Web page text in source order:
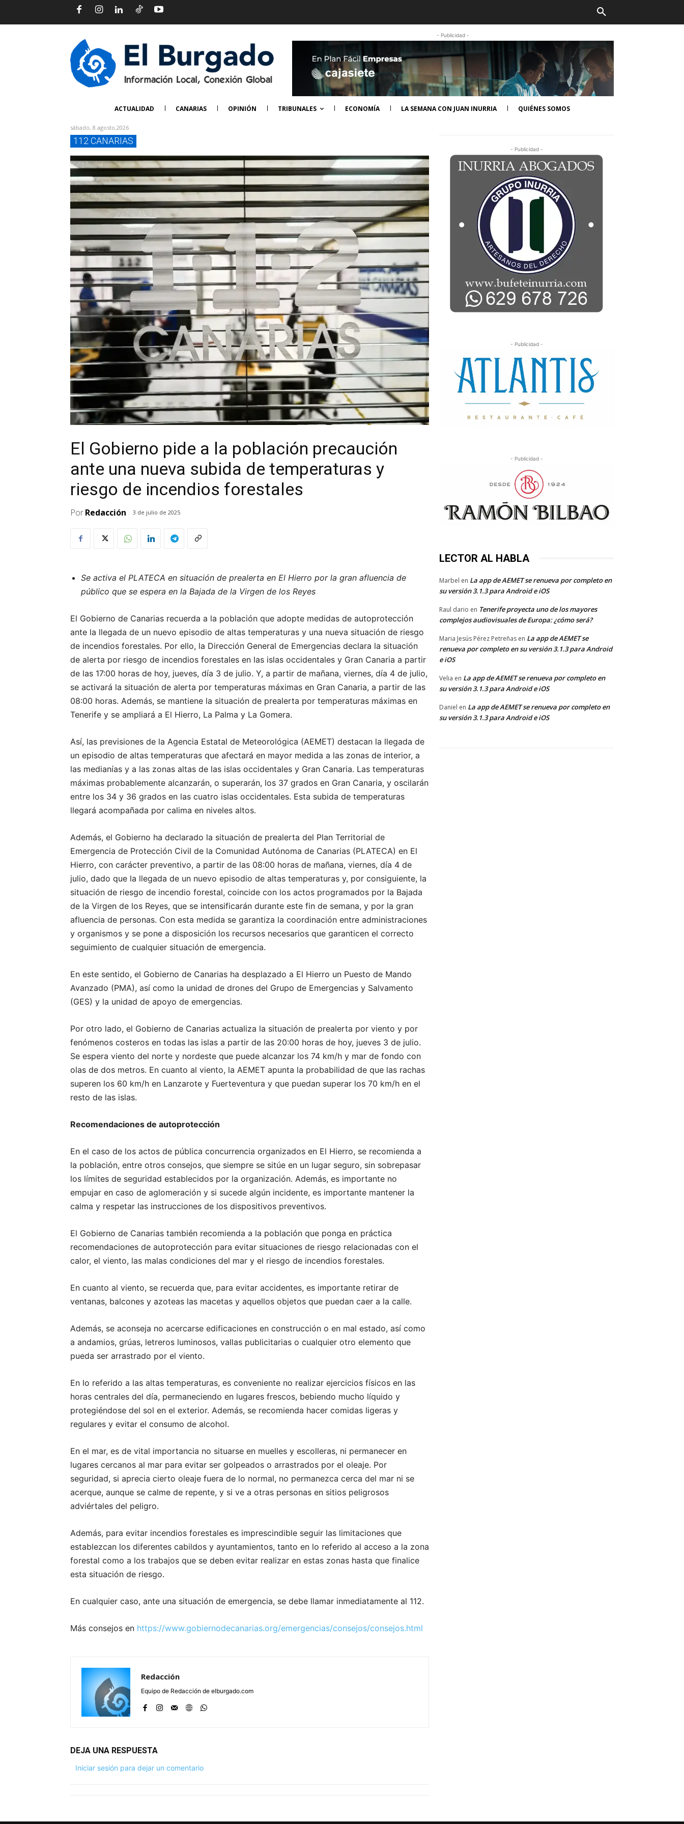
- Publicidad -
ACTUALIDAD CANARIAS OPINIÓN TRIBUNALES ECONOMÍA LA SEMANA CON JUAN INURRIA QUIÉNES SOMOS
sábado, 8 agosto,2026
112 CANARIAS
El Gobierno pide a la población precaución
ante una nueva subida de temperaturas y
riesgo de incendios forestales
PorRedacción 3 de julio de 2025
Se activa el PLATECA en situación de prealerta en El Hierro por la gran afluencia de
público que se espera en la Bajada de la Virgen de los Reyes
El Gobierno de Canarias recuerda a la población que adopte medidas de autoprotección
ante la llegada de un nuevo episodio de altas temperaturas y una nueva situación de riesgo
de incendios forestales. Por ello, la Dirección General de Emergencias declara la situación
de alerta por riesgo de incendios forestales en las islas occidentales y Gran Canaria a partir
de las 17:00 horas de hoy, jueves, día 3 de julio. Y, a partir de mañana, viernes, día 4 de julio,
se activará la situación de alerta por temperaturas máximas en Gran Canaria, a partir de las
08:00 horas. Además, se mantiene la situación de prealerta por temperaturas máximas en
Tenerife y se ampliará a El Hierro, La Palma y La Gomera.
Así, las previsiones de la Agencia Estatal de Meteorológica (AEMET) destacan la llegada de
un episodio de altas temperaturas que afectará en mayor medida a las zonas de interior, a
las medianías y a las zonas altas de las islas occidentales y Gran Canaria. Las temperaturas
máximas probablemente alcanzarán, o superarán, los 37 grados en Gran Canaria, y oscilarán
entre los 34 y 36 grados en las cuatro islas occidentales. Esta subida de temperaturas
llegará acompañada por calima en niveles altos.
Además, el Gobierno ha declarado la situación de prealerta del Plan Territorial de
Emergencia de Protección Civil de la Comunidad Autónoma de Canarias (PLATECA) en El
Hierro, con carácter preventivo, a partir de las 08:00 horas de mañana, viernes, día 4 de
julio, dado que la llegada de un nuevo episodio de altas temperaturas y, por consiguiente, la
situación de riesgo de incendio forestal, coincide con los actos programados por la Bajada
de la Virgen de los Reyes, que se intensificarán durante este fin de semana, y por la gran
afluencia de personas. Con esta medida se garantiza la coordinación entre administraciones
y organismos y se pone a disposición los recursos necesarios que garanticen el correcto
seguimiento de cualquier situación de emergencia.
En este sentido, el Gobierno de Canarias ha desplazado a El Hierro un Puesto de Mando
Avanzado (PMA), así como la unidad de drones del Grupo de Emergencias y Salvamento
(GES) y la unidad de apoyo de emergencias.
Por otro lado, el Gobierno de Canarias actualiza la situación de prealerta por viento y por
fenómenos costeros en todas las islas a partir de las 20:00 horas de hoy, jueves 3 de julio.
Se espera viento del norte y nordeste que puede alcanzar los 74 km/h y mar de fondo con
olas de dos metros. En cuanto al viento, la AEMET apunta la probabilidad de que las rachas
superen los 60 km/h en Lanzarote y Fuerteventura y que puedan superar los 70 km/h en el
resto de las islas.
Recomendaciones de autoprotección
En el caso de los actos de pública concurrencia organizados en El Hierro, se recomienda a
la población, entre otros consejos, que siempre se sitúe en un lugar seguro, sin sobrepasar
los límites de seguridad establecidos por la organización. Además, es importante no
empujar en caso de aglomeración y si sucede algún incidente, es importante mantener la
calma y respetar las instrucciones de los dispositivos preventivos.
El Gobierno de Canarias también recomienda a la población que ponga en práctica
recomendaciones de autoprotección para evitar situaciones de riesgo relacionadas con el
calor, el viento, las malas condiciones del mar y el riesgo de incendios forestales.
En cuanto al viento, se recuerda que, para evitar accidentes, es importante retirar de
ventanas, balcones y azoteas las macetas y aquellos objetos que puedan caer a la calle.
Además, se aconseja no acercarse edificaciones en construcción o en mal estado, así como
a andamios, grúas, letreros luminosos, vallas publicitarias o cualquier otro elemento que
pueda ser arrastrado por el viento.
En lo referido a las altas temperaturas, es conveniente no realizar ejercicios físicos en las
horas centrales del día, permaneciendo en lugares frescos, bebiendo mucho líquido y
protegiéndose del sol en el exterior. Además, se recomienda hacer comidas ligeras y
regulares y evitar el consumo de alcohol.
En el mar, es de vital importancia no situarse en muelles y escolleras, ni permanecer en
lugares cercanos al mar para evitar ser golpeados o arrastrados por el oleaje. Por
seguridad, si aprecia cierto oleaje fuera de lo normal, no permanezca cerca del mar ni se
acerque, aunque se calme de repente, y si ve a otras personas en sitios peligrosos
adviértales del peligro.
Además, para evitar incendios forestales es imprescindible seguir las limitaciones que
establezcan los diferentes cabildos y ayuntamientos, tanto en lo referido al acceso a la zona
forestal como a los trabajos que se deben evitar realizar en estas zonas hasta que finalice
esta situación de riesgo.
En cualquier caso, ante una situación de emergencia, se debe llamar inmediatamente al 112.
Más consejos en https://www.gobiernodecanarias.org/emergencias/consejos/consejos.html
Redacción
Equipo de Redacción de elburgado.com
DEJA UNA RESPUESTA
Iniciar sesión para dejar un comentario
- Publicidad -
- Publicidad -
- Publicidad -
LECTOR AL HABLA
Marbel en La app de AEMET se renueva por completo en
su versión 3.1.3 para Android e iOS
Raul dario en Tenerife proyecta uno de los mayores
complejos audiovisuales de Europa: ¿cómo será?
Maria Jesús Pérez Petreñas en La app de AEMET se
renueva por completo en su versión 3.1.3 para Android
e iOS
Velia en La app de AEMET se renueva por completo en
su versión 3.1.3 para Android e iOS
Daniel en La app de AEMET se renueva por completo en
su versión 3.1.3 para Android e iOS